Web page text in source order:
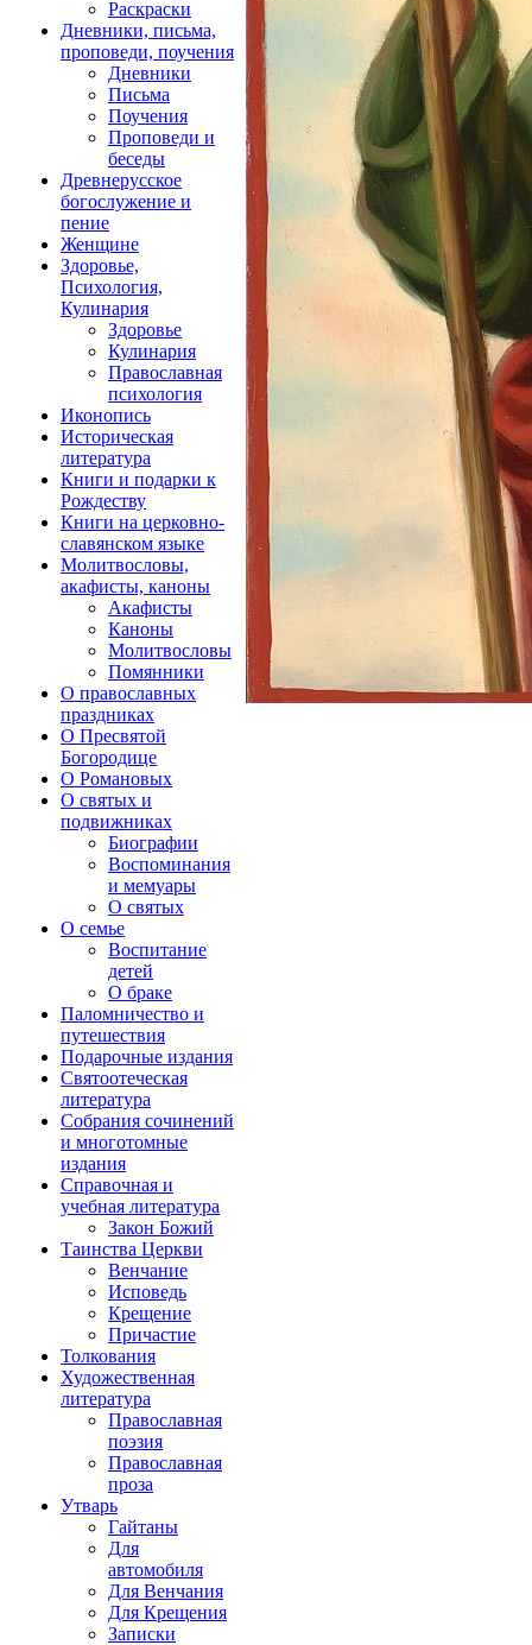
Раскраски
Дневники, письма,
проповеди, поучения
Дневники
Письма
Поучения
Проповеди и
беседы
Древнерусское
богослужение и
пение
Женщине
Здоровье,
Психология,
Кулинария
Здоровье
Кулинария
Православная
психология
Иконопись
Историческая
литература
Книги и подарки к
Рождеству
Книги на церковно-
славянском языке
Молитвословы,
акафисты, каноны
Акафисты
Каноны
Молитвословы
Помянники
О православных
праздниках
О Пресвятой
Богородице
О Романовых
О святых и
подвижниках
Биографии
Воспоминания
и мемуары
О святых
О семье
Воспитание
детей
О браке
Паломничество и
путешествия
Подарочные издания
Святоотеческая
литература
Собрания сочинений
и многотомные
издания
Справочная и
учебная литература
Закон Божий
Таинства Церкви
Венчание
Исповедь
Крещение
Причастие
Толкования
Художественная
литература
Православная
поэзия
Православная
проза
Утварь
Гайтаны
Для
автомобиля
Для Венчания
Для Крещения
Записки